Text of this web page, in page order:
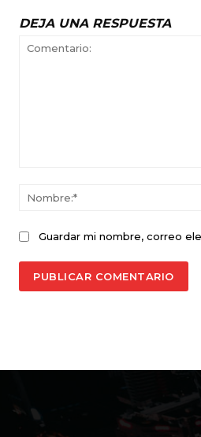
DEJA UNA RESPUESTA
Guardar mi nombre, correo